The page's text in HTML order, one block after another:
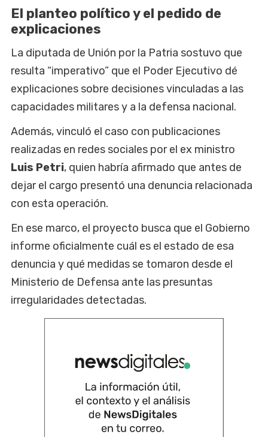
El planteo político y el pedido de
explicaciones
La diputada de Unión por la Patria sostuvo que
resulta “imperativo” que el Poder Ejecutivo dé
explicaciones sobre decisiones vinculadas a las
capacidades militares y a la defensa nacional.
Además, vinculó el caso con publicaciones
realizadas en redes sociales por el ex ministro
Luis Petri, quien habría afirmado que antes de
dejar el cargo presentó una denuncia relacionada
con esta operación.
En ese marco, el proyecto busca que el Gobierno
informe oficialmente cuál es el estado de esa
denuncia y qué medidas se tomaron desde el
Ministerio de Defensa ante las presuntas
irregularidades detectadas.